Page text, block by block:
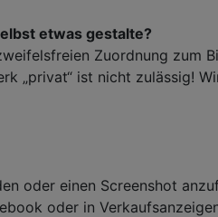
etwas gestalte?
Zuordnung zum
„privat“ ist nicht zulässig!
oder einen Screenshot
oder in